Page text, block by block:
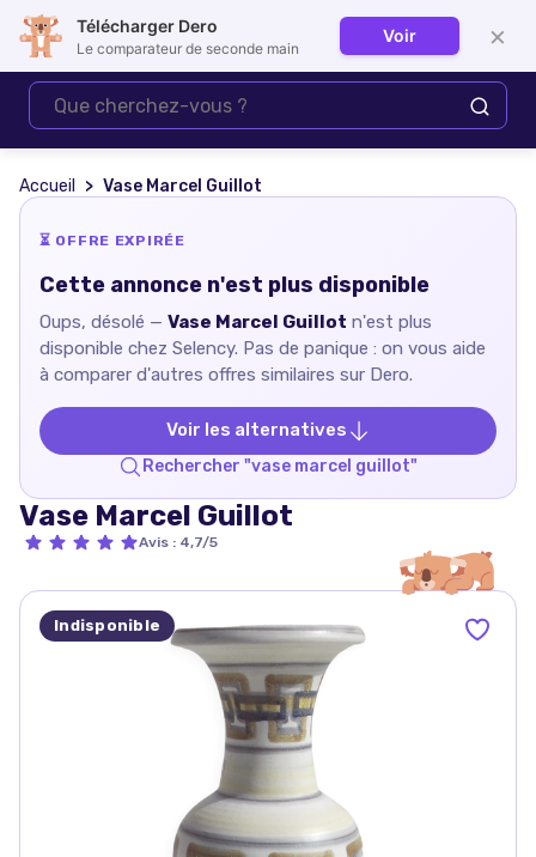
Se connecter
Accueil Vase Marcel Guillot
⏳ OFFRE EXPIRÉE
Cette annonce n'est plus disponible
Oups, désolé — Vase Marcel Guillot n'est plus
disponible chez Selency. Pas de panique : on vous aide
à comparer d'autres offres similaires sur Dero.
Voir les alternatives
Rechercher "vase marcel guillot"
Vase Marcel Guillot
Avis : 4,7/5
Indisponible
Télécharger Dero
Le comparateur de seconde main
Voir ×